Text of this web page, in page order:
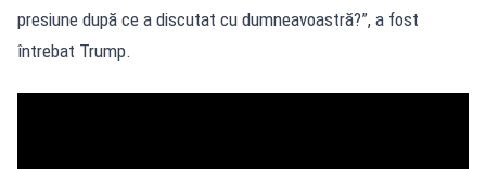
presiune după ce a discutat cu dumneavoastră?”, a fost
întrebat Trump.